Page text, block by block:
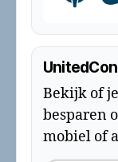
Bekijk of
besparen
mobiel of